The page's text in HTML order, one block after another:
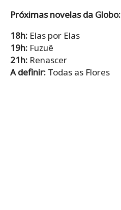
Próximas novelas da Globo:
18h: Elas por Elas
19h: Fuzuê
21h: Renascer
A definir: Todas as Flores